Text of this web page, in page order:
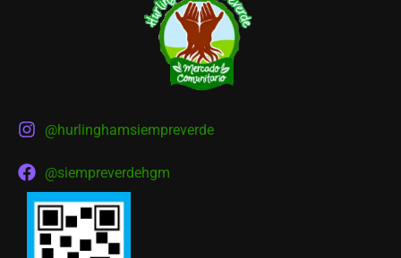
@hurlinghamsiempreverde
@siempreverdehgm